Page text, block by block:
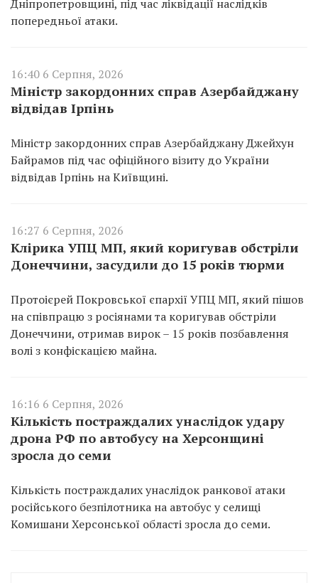
Дніпропетровщині, під час ліквідації наслідків
попередньої атаки.
16:40 6 Серпня, 2026
Міністр закордонних справ Азербайджану
відвідав Ірпінь
Міністр закордонних справ Азербайджану Джейхун
Байрамов під час офіційного візиту до України
відвідав Ірпінь на Київщині.
16:27 6 Серпня, 2026
Клірика УПЦ МП, який коригував обстріли
Донеччини, засудили до 15 років тюрми
Протоієрей Покровської єпархії УПЦ МП, який пішов
на співпрацю з росіянами та коригував обстріли
Донеччини, отримав вирок – 15 років позбавлення
волі з конфіскацією майна.
16:16 6 Серпня, 2026
Кількість постраждалих унаслідок удару
дрона РФ по автобусу на Херсонщині
зросла до семи
Кількість постраждалих унаслідок ранкової атаки
російського безпілотника на автобус у селищі
Комишани Херсонської області зросла до семи.